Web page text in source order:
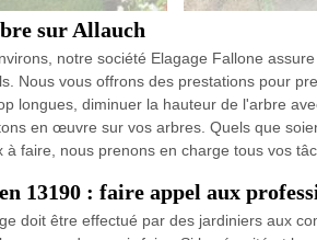
sur Allauch
notre société Elagage Fallone assure
Nous vous offrons des prestations pour
longues, diminuer la hauteur de l'arbre
en œuvre sur vos arbres. Quels que
faire, nous prenons en charge tous vos
13190 : faire appel aux
doit être effectué par des jardiniers aux